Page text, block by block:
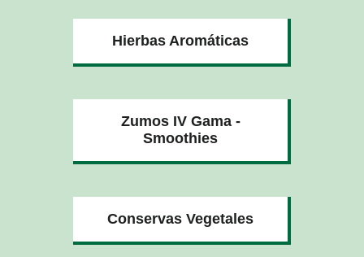
Hierbas Aromáticas
Zumos IV Gama -
Smoothies
Conservas Vegetales